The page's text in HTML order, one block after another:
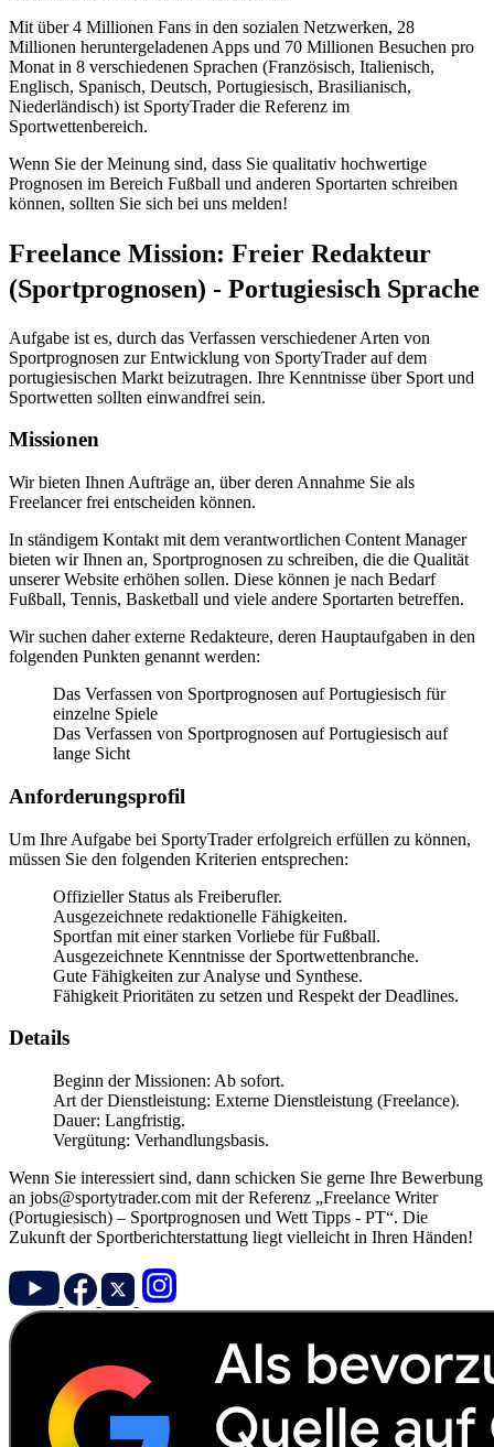
Mit über 4 Millionen Fans in den sozialen Netzwerken, 28
Millionen heruntergeladenen Apps und 70 Millionen Besuchen pro
Monat in 8 verschiedenen Sprachen (Französisch, Italienisch,
Englisch, Spanisch, Deutsch, Portugiesisch, Brasilianisch,
Niederländisch) ist SportyTrader die Referenz im
Sportwettenbereich.
Wenn Sie der Meinung sind, dass Sie qualitativ hochwertige
Prognosen im Bereich Fußball und anderen Sportarten schreiben
können, sollten Sie sich bei uns melden!
Freelance Mission: Freier Redakteur
(Sportprognosen) - Portugiesisch Sprache
Aufgabe ist es, durch das Verfassen verschiedener Arten von
Sportprognosen zur Entwicklung von SportyTrader auf dem
portugiesischen Markt beizutragen. Ihre Kenntnisse über Sport und
Sportwetten sollten einwandfrei sein.
Missionen
Wir bieten Ihnen Aufträge an, über deren Annahme Sie als
Freelancer frei entscheiden können.
In ständigem Kontakt mit dem verantwortlichen Content Manager
bieten wir Ihnen an, Sportprognosen zu schreiben, die die Qualität
unserer Website erhöhen sollen. Diese können je nach Bedarf
Fußball, Tennis, Basketball und viele andere Sportarten betreffen.
Wir suchen daher externe Redakteure, deren Hauptaufgaben in den
folgenden Punkten genannt werden:
Das Verfassen von Sportprognosen auf Portugiesisch für
einzelne Spiele
Das Verfassen von Sportprognosen auf Portugiesisch auf
lange Sicht
Anforderungsprofil
Um Ihre Aufgabe bei SportyTrader erfolgreich erfüllen zu können,
müssen Sie den folgenden Kriterien entsprechen:
Offizieller Status als Freiberufler.
Ausgezeichnete redaktionelle Fähigkeiten.
Sportfan mit einer starken Vorliebe für Fußball.
Ausgezeichnete Kenntnisse der Sportwettenbranche.
Gute Fähigkeiten zur Analyse und Synthese.
Fähigkeit Prioritäten zu setzen und Respekt der Deadlines.
Details
Beginn der Missionen: Ab sofort.
Art der Dienstleistung: Externe Dienstleistung (Freelance).
Dauer: Langfristig.
Vergütung: Verhandlungsbasis.
Wenn Sie interessiert sind, dann schicken Sie gerne Ihre Bewerbung
an jobs@sportytrader.com mit der Referenz „Freelance Writer
(Portugiesisch) – Sportprognosen und Wett Tipps - PT“. Die
Zukunft der Sportberichterstattung liegt vielleicht in Ihren Händen!